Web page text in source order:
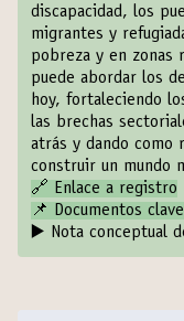
discapacidad, los
migrantes y
pobreza y en zonas
puede abordar los
hoy, fortaleciendo
las brechas
atrás y dando como
construir un mundo
🔗
Enlace a registro
📌 Documentos
▶️ Nota conceptual